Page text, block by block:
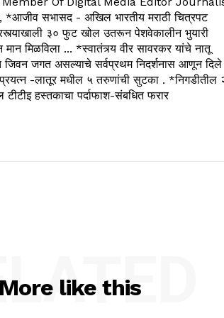
सभासद - अखिल भारतीय मराठी चित्रपट
३० फुट खोल उतरून पेशवेकालीन भुयारी
मान मिळविला ... *स्वातंत्र्य वीर सावरकर यांचे नातू
जिवन जगत असल्याचे सर्वप्रथम निदर्शनास आणून दिले
-लातूर मधील ५ तरुणांची सुटका . *निगडीतील
हस्तकाचा पर्दाफाश-संबधित फरार
More like this